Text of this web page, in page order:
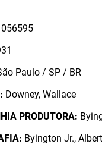
056595
Paulo / SP / BR
Downey, Wallace
PRODUTORA:
Byington Jr.,